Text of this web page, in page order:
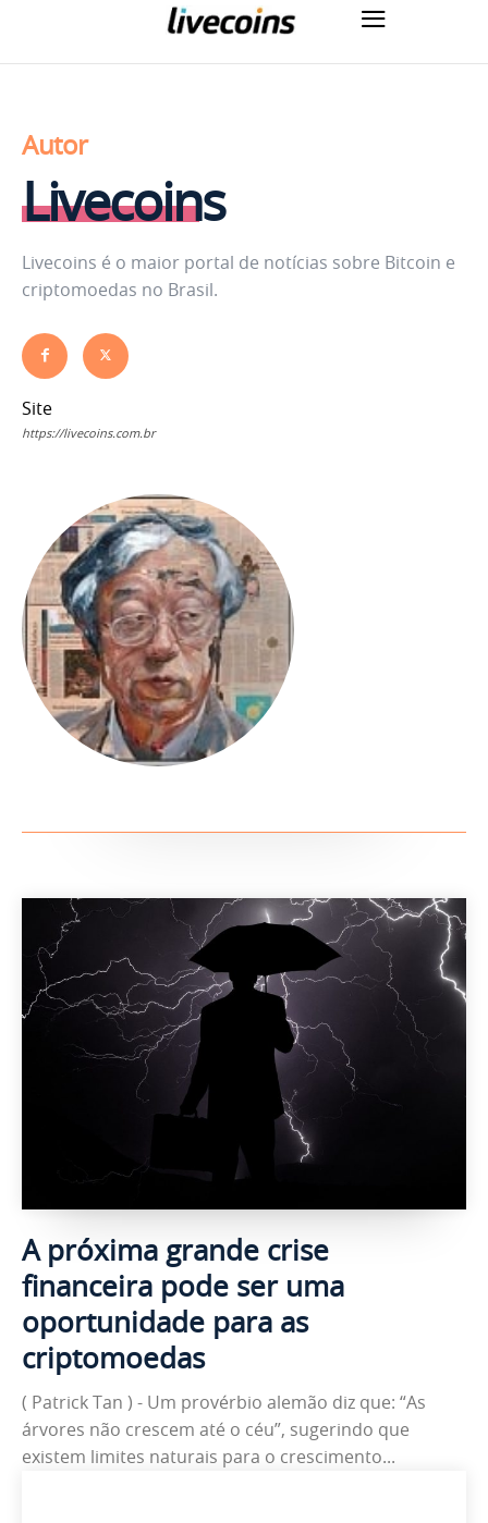
Autor
Livecoins
Livecoins é o maior portal de notícias sobre Bitcoin e
criptomoedas no Brasil.
Site
https://livecoins.com.br
A próxima grande crise
financeira pode ser uma
oportunidade para as
criptomoedas
( Patrick Tan ) - Um provérbio alemão diz que: “As
árvores não crescem até o céu”, sugerindo que
existem limites naturais para o crescimento...